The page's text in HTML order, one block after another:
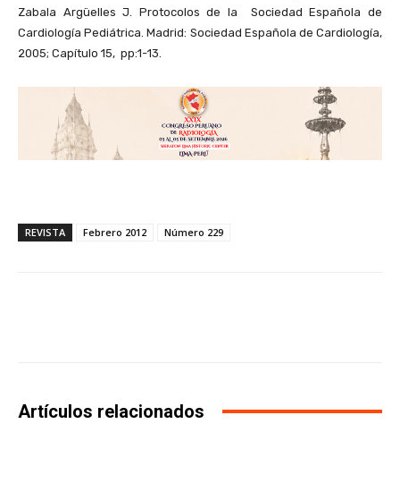
Zabala Argüelles J. Protocolos de la Sociedad Española de
Cardiología Pediátrica. Madrid: Sociedad Española de Cardiología,
2005; Capítulo 15, pp:1-13.
REVISTA Febrero 2012 Número 229
Artículos relacionados